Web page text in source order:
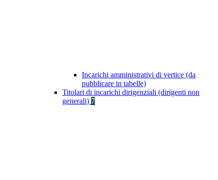
Incarichi amministrativi di vertice (da
pubblicare in tabelle)
Titolari di incarichi dirigenziali (dirigenti non
generali) 7